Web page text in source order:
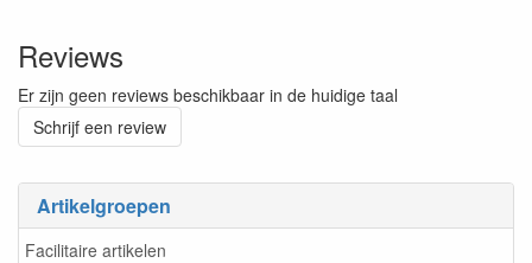
Artikelgroepen
Facilitaire artikelen
Reviews
Er zijn geen reviews beschikbaar in de huidige taal
Schrijf een review